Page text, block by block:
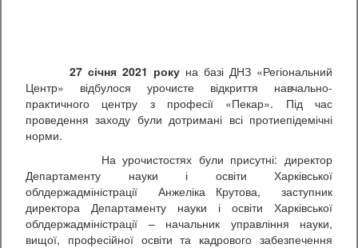
27 січня 2021 року на базі ДНЗ «Регіональний
Центр» відбулося урочисте відкриття навчально-
практичного центру з професії «Пекар». Під час
проведення заходу були дотримані всі протиепідемічні
норми.
На урочистостях були присутні: директор
Департаменту науки і освіти Харківської
облдержадміністрації Анжеліка Крутова, заступник
директора Департаменту науки і освіти Харківської
облдержадміністрації – начальник управління науки,
вищої, професійної освіти та кадрового забезпечення